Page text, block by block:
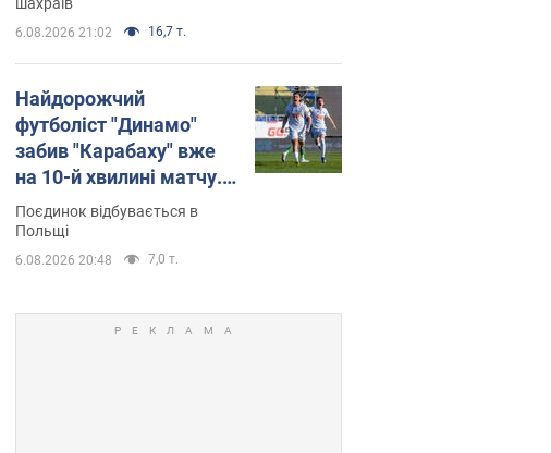
6.08.2026 21:02 16,7 т.
Найдорожчий
футболіст "Динамо"
забив "Карабаху" вже
на 10-й хвилині матчу.
Відео
Поєдинок відбувається в
Польщі
6.08.2026 20:48 7,0 т.